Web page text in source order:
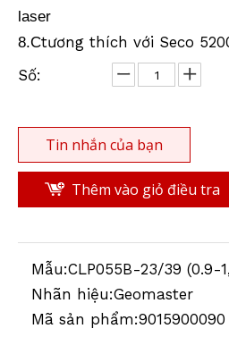
laser
8.Ctương thích với Seco
Số:
Tin nhắn của bạn
Thêm vào giỏ điều tra
Mẫu:CLP055B-23/39 (0.9-
Nhãn hiệu:Geomaster
Mã sản phẩm:9015900090